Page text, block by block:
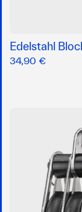
Edelstahl
34,90 €